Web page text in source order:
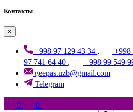
Контакты
×
+998 97 129 43 34 , +998
97 741 64 40 ,
+998 99 549
geepas.uzb@gmail.com
Telegram
0 0